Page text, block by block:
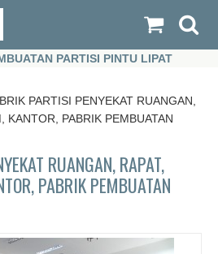
PARTISI PINTU LIPAT
PARTISI PENYEKAT RUANGAN,
KANTOR, PABRIK PEMBUATAN
RUANGAN, RAPAT,
PABRIK PEMBUATAN